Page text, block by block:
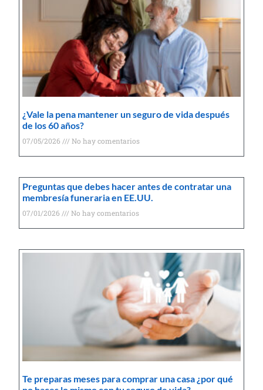
¿Vale la pena mantener un seguro de vida después
de los 60 años?
07/05/2026 No hay comentarios
Preguntas que debes hacer antes de contratar una
membresía funeraria en EE.UU.
07/01/2026 No hay comentarios
Te preparas meses para comprar una casa ¿por qué